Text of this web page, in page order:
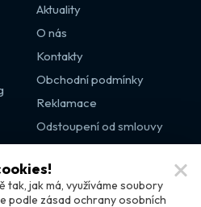
Aktuality
O nás
Kontakty
Obchodní podmínky
Reklamace
Odstoupení od smlouvy
Výprodej
tak, jak má, využíváme soubory
podle zásad ochrany osobních